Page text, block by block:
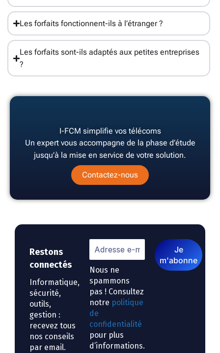
Les forfaits fonctionnent-ils à l’étranger ?
Les forfaits sont-ils adaptés aux petites entreprises
?
I-FCM simplifie vos télécoms
Un expert vous accompagne de la phase d’étude
jusqu’à la mise en service de votre solution.
Contactez-nous
Restons
connectés
Informatique,
sécurité,
outils,
gestion :
recevez tous
nos conseils
par email.
Nous ne
spammons
pas ! Consultez
notre politique
de
confidentialité
pour plus
d’informations.